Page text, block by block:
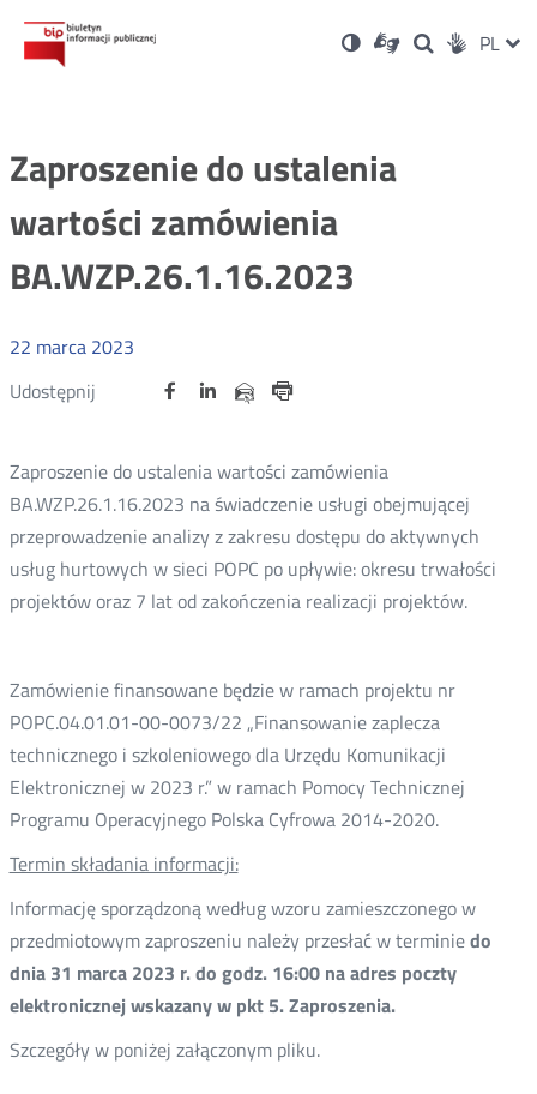
Ustawienia
Wersja
kontrastowa
Dla
niesłyszących
OtwórzOtwórz
w
Otwórz
w
Social PL
Zaproszenie do ustalenia
wartości zamówienia
BA.WZP.26.1.16.2023
22 marca 2023
Udostępnij
Udostępnij
Otwórz Udostępnij
na
OtwórzUdostępnij
na
OtwórzUdostępnij
przez
Zaproszenie do ustalenia wartości zamówienia
BA.WZP.26.1.16.2023 na świadczenie usługi obejmującej
przeprowadzenie analizy z zakresu dostępu do aktywnych
usług hurtowych w sieci POPC po upływie: okresu trwałości
projektów oraz 7 lat od zakończenia realizacji projektów.
Zamówienie finansowane będzie w ramach projektu nr
POPC.04.01.01-00-0073/22 „Finansowanie zaplecza
technicznego i szkoleniowego dla Urzędu Komunikacji
Elektronicznej w 2023 r.” w ramach Pomocy Technicznej
Programu Operacyjnego Polska Cyfrowa 2014-2020.
Termin składania informacji:
Informację sporządzoną według wzoru zamieszczonego w
przedmiotowym zaproszeniu należy przesłać w terminiedo
dnia 31 marca 2023 r. do godz. 16:00 na adres poczty
elektronicznej wskazany w pkt 5. Zaproszenia.
Szczegóły w poniżej załączonym pliku.